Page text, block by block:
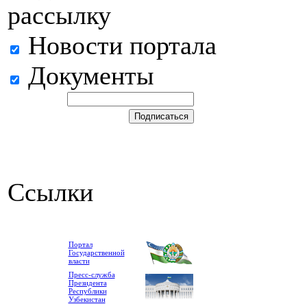
рассылку
Новости портала
Документы
Ссылки
Портал
Государственной
власти
Пресс-служба
Президента
Республики
Узбекистан